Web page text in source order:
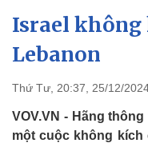
Chính trị
Đảng
Tổ chức nhân sự
Nhận diện sự thật
Israel
Lebanon
Thứ Tư, 20:37, 25/12/
VOV.VN - Hãng
một cuộc không kích